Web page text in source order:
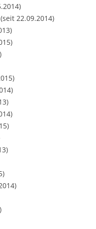
22.09.2014)